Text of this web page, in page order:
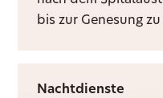
bis zur Genesung zu
Nachtdienste